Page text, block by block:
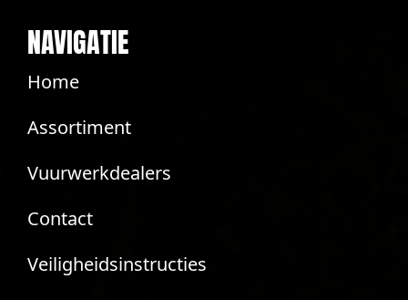
NAVIGATIE
Home
Assortiment
Vuurwerkdealers
Contact
Veiligheidsinstructies